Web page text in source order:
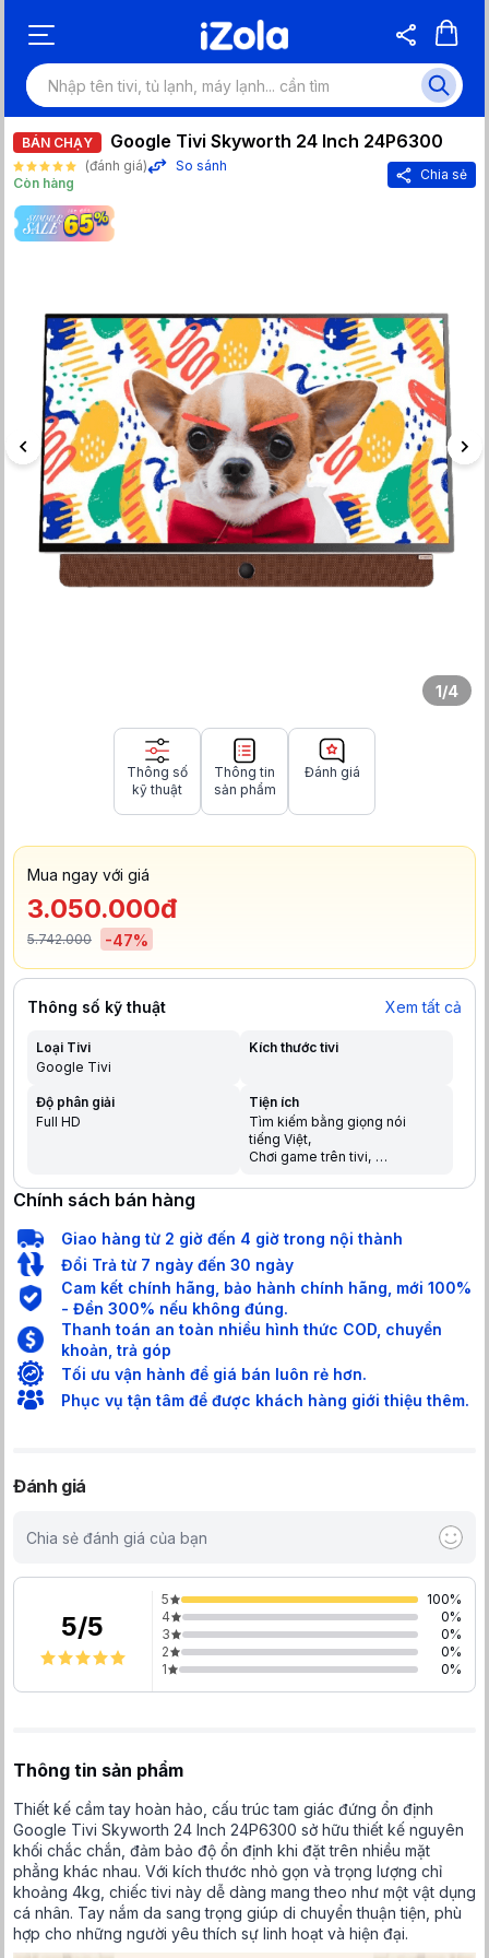
BÁN CHẠY Google Tivi Skyworth 24 Inch 24P6300
(đánh giá)
So sánh
Còn hàng
Chia sẻ
1/4
Thông số
kỹ thuật
Thông tin
sản phẩm
Đánh giá
Mua ngay với giá
3.050.000đ
5.742.000 -47%
Thông số kỹ thuật Xem tất cả
Loại Tivi
Google Tivi
Kích thước tivi
Độ phân giải
Full HD
Tiện ích
Tìm kiếm bằng giọng nói
tiếng Việt
Chơi game trên tivi
lên tivi
Tìm kiếm giọng nói trên
YouTube bằng tiếng Việt
Chính sách bán hàng
Giao hàng từ 2 giờ đến 4 giờ trong nội thành
Đổi Trả từ 7 ngày đến 30 ngày
Cam kết chính hãng, bảo hành chính hãng, mới 100%
- Đền 300% nếu không đúng.
Thanh toán an toàn nhiều hình thức COD, chuyển
khoản, trả góp
Tối ưu vận hành để giá bán luôn rẻ hơn.
Phục vụ tận tâm để được khách hàng giới thiệu thêm.
Đánh giá
Chia sẻ đánh giá của bạn
5/5
5 100%
4
0%
3
0%
2
0%
1
0%
Thông tin sản phẩm
Thiết kế cầm tay hoàn hảo, cấu trúc tam giác đứng ổn định
Google Tivi Skyworth 24 Inch 24P6300 sở hữu thiết kế nguyên
khối chắc chắn, đảm bảo độ ổn định khi đặt trên nhiều mặt
phẳng khác nhau. Với kích thước nhỏ gọn và trọng lượng chỉ
khoảng 4kg, chiếc tivi này dễ dàng mang theo như một vật dụng
cá nhân. Tay nắm da sang trọng giúp di chuyển thuận tiện, phù
hợp cho những người yêu thích sự linh hoạt và hiện đại.